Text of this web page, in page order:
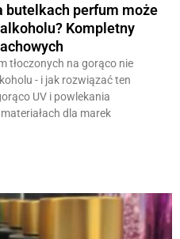
butelkach perfum może
Kompletny
tłoczonych na gorąco nie
- i jak rozwiązać ten
UV i powlekania
dla marek